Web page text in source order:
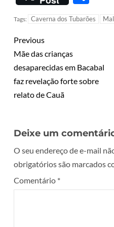
Tags: Caverna dos Tubarões
Previous
Mãe das crianças
desaparecidas em Bacabal
faz revelação forte sobre
relato de Cauã
Deixe um
O seu endereço de e-mail
obrigatórios são marcados
Comentário *